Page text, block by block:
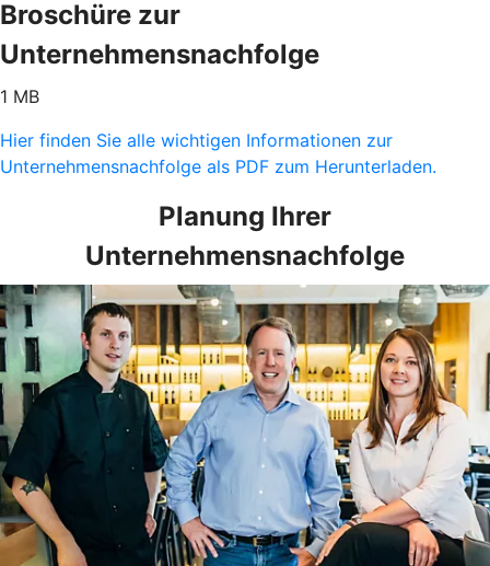
Broschüre zur
Unternehmensnachfolge
1 MB
Hier finden Sie alle wichtigen Informationen zur
Unternehmensnachfolge als PDF zum Herunterladen.
Planung Ihrer
Unternehmensnachfolge